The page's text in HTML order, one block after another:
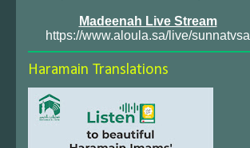
Madeenah Live Stream
https://www.aloula.sa/live/sunnatvsa
Haramain Translations